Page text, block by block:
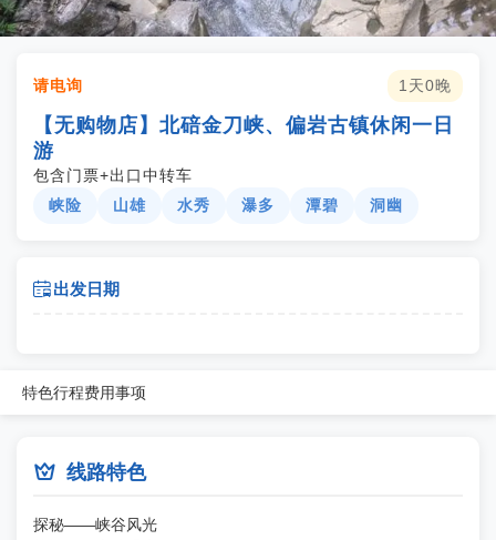
请电询 1天0晚
【无购物店】北碚金刀峡、偏岩古镇休闲一日
游
包含门票+出口中转车
峡险
山雄 水秀 瀑多 潭碧 洞幽
出发日期
特色行程费用事项
 线路特色
探秘——峡谷风光